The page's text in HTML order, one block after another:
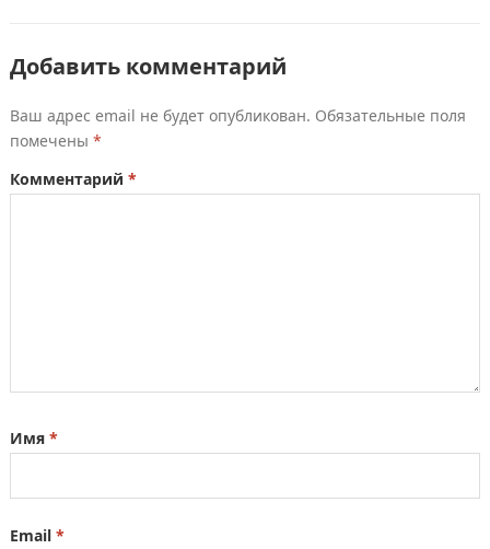
Добавить комментарий
Ваш адрес email не будет опубликован. Обязательные поля
помечены *
Комментарий *
Имя *
Email *